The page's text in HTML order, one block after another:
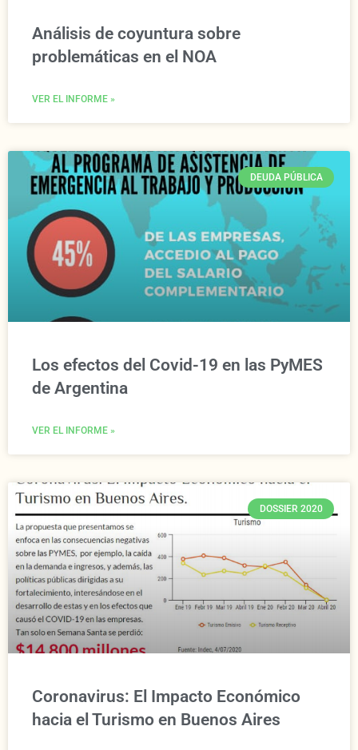
Análisis de coyuntura sobre
problemáticas en el NOA
VER EL INFORME »
DEUDA PÚBLICA
Los efectos del Covid-19 en las PyMES
de Argentina
VER EL INFORME »
DOSSIER 2020
Coronavirus: El Impacto Económico
hacia el Turismo en Buenos Aires